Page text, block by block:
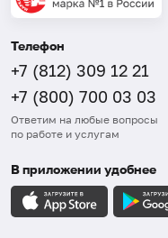
Телефон
+7 (812) 309 12 21
+7 (800) 700 03 03
Ответим на любые вопросы
по работе и услугам
В приложении удобнее